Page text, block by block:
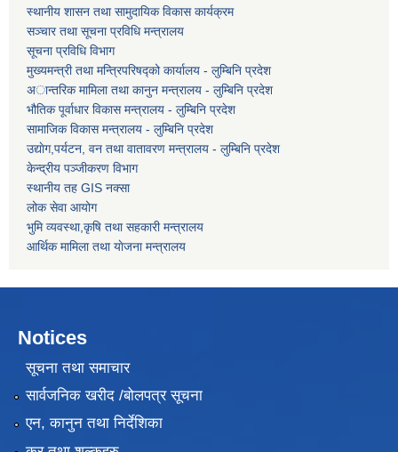
स्थानीय शासन तथा सामुदायिक विकास कार्यक्रम
सञ्चार तथा सूचना प्रविधि मन्त्रालय
सूचना प्रविधि विभाग
मुख्यमन्त्री तथा मन्त्रिपरिषद्को कार्यालय - लुम्बिनि प्रदेश
अान्तरिक मामिला तथा कानुन मन्त्रालय - लुम्बिनि प्रदेश
भौतिक पूर्वाधार विकास मन्त्रालय - लुम्बिनि प्रदेश
सामाजिक विकास मन्त्रालय - लुम्बिनि प्रदेश
उद्याेग,पर्यटन, वन तथा वातावरण मन्त्रालय - लुम्बिनि प्रदेश
केन्द्रीय पञ्जीकरण विभाग
स्थानीय तह GIS नक्सा
लोक सेवा आयोग
भुमि व्यवस्था,कृषि तथा सहकारी मन्त्रालय
आर्थिक मामिला तथा याेजना मन्त्रालय
Notices
सूचना तथा समाचार
सार्वजनिक खरीद /बोलपत्र सूचना
एन, कानुन तथा निर्देशिका